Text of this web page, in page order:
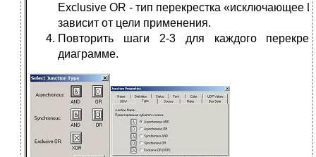
Exclusive OR - тип перекрестка «исключающее
зависит от цели применения.
Повторить шаги 2-3 для каждого
диаграмме.